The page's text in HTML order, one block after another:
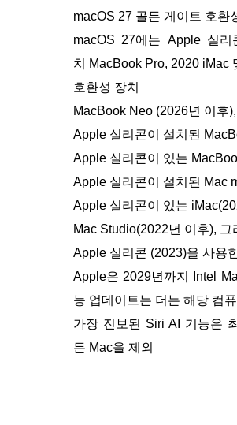
macOS 27 골든 게이트 호환
macOS 27에는 Apple 실
치 MacBook Pro, 2020 iMac
호환성 장치
MacBook Neo (2026년 이후),
Apple 실리콘이 설치된
Apple 실리콘이 있는
Apple 실리콘이 설치된 Mac
Apple 실리콘이 있는
Mac Studio(2022년 이후), 그
Apple 실리콘 (2023)을 사용
Apple은 2029년까지 Intel
능 업데이트는 더는 해당 컴
가장 진보된 Siri AI 기능은
든 Mac을 제외